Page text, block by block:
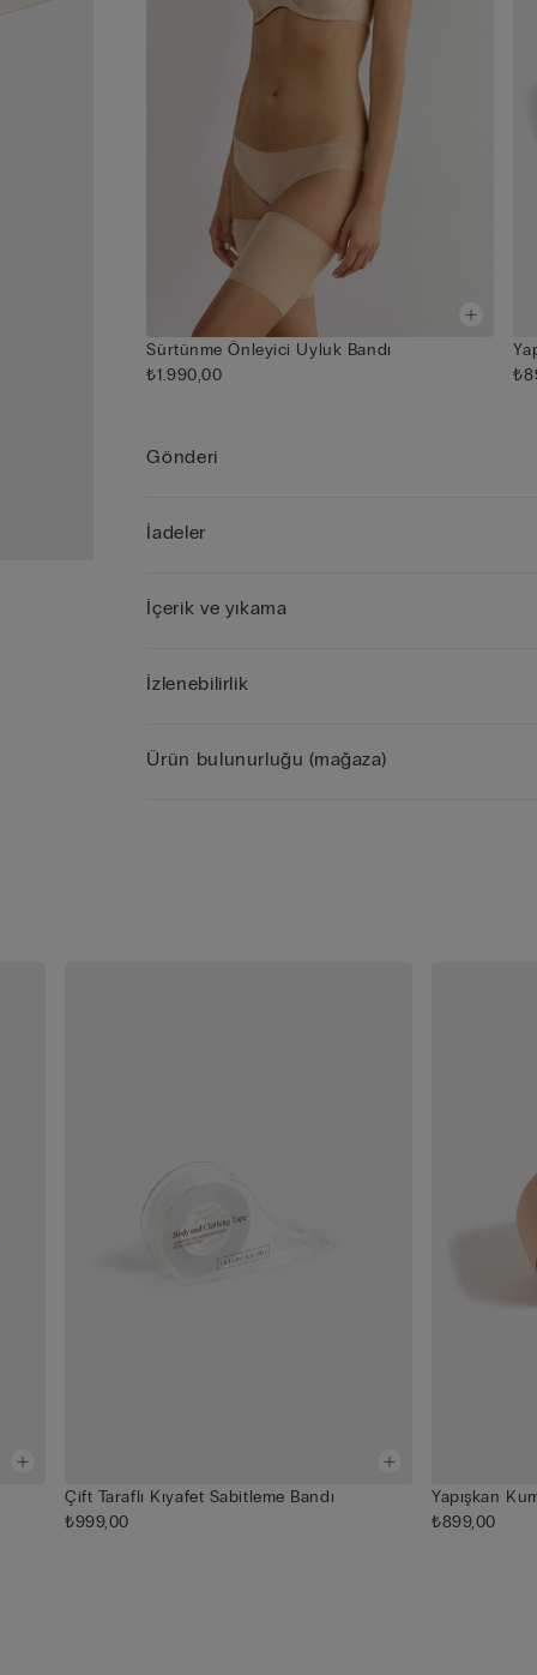
Sürtünme Önleyici Uyluk Bandı
₺1.990,00
Gönderi
İadeler
İçerik ve yıkama
İzlenebilirlik
Ürün bulunurluğu (mağaza)
Çift Taraflı Kıyafet Sabitleme Bandı
₺999,00
Yapışkan
₺899,00